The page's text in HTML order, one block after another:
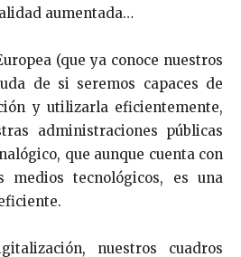
aumentada…
(que ya conoce nuestros
de si seremos capaces de
y utilizarla eficientemente,
administraciones públicas
que aunque cuenta con
medios tecnológicos, es una
nuestros cuadros